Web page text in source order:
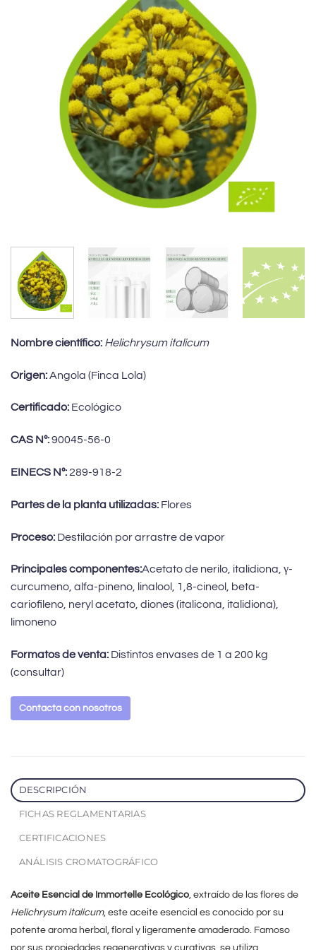
Nombre científico: Helichrysum italicum
Origen:Angola (Finca Lola)
Certificado: Ecológico
CAS Nº:90045-56-0
EINECS Nº:289-918-2
Partes de la planta utilizadas: Flores
Proceso: Destilación por arrastre de vapor
Principales componentes:Acetato de nerilo, italidiona, γ-
curcumeno, alfa-pineno, linalool, 1,8-cineol, beta-
cariofileno, neryl acetato, diones (italicona, italidiona),
limoneno
Formatos de venta: Distintos envases de 1 a 200 kg
(consultar)
Contacta con nosotros
DESCRIPCIÓN
FICHAS REGLAMENTARIAS
CERTIFICACIONES
ANÁLISIS CROMATOGRÁFICO
Aceite Esencial de Immortelle Ecológico, extraído de las flores de
Helichrysum italicum, este aceite esencial es conocido por su
potente aroma herbal, floral y ligeramente amaderado. Famoso
por sus propiedades regenerativas y curativas, se utiliza